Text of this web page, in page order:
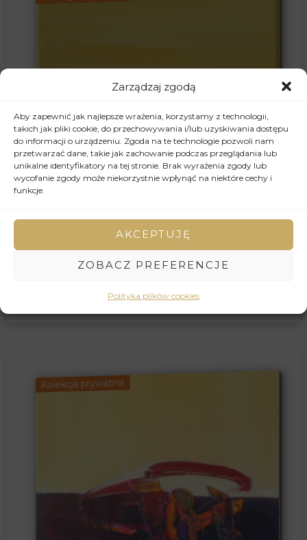
Zarządzaj zgodą
Aby zapewnić jak najlepsze wrażenia, korzystamy z technologii,
takich jak pliki cookie, do przechowywania i/lub uzyskiwania dostępu
do informacji o urządzeniu. Zgoda na te technologie pozwoli nam
przetwarzać dane, takie jak zachowanie podczas przeglądania lub
unikalne identyfikatory na tej stronie. Brak wyrażenia zgody lub
wycofanie zgody może niekorzystnie wpłynąć na niektóre cechy i
funkcje.
AKCEPTUJĘ
ZOBACZ PREFERENCJE
Polityka plików cookies
2007
Kolekcja prywatna